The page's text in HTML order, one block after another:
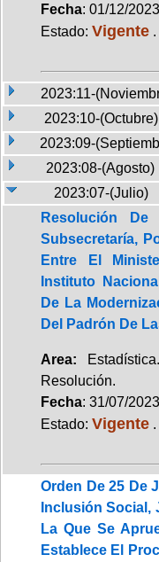
Fecha: 01/12/2023
Estado: Vigente .
2023:11-
2023:10-(Octubre)
2023:09-
2023:08-(Agosto)
2023:07-(Julio)
Resolución
Subsecretaría,
Entre El
Instituto
De La
Del Padrón De
Area:
Resolución.
Fecha: 31/07/2023
Estado: Vigente .
Orden De 25 De
Inclusión Social,
La Que Se
Establece El